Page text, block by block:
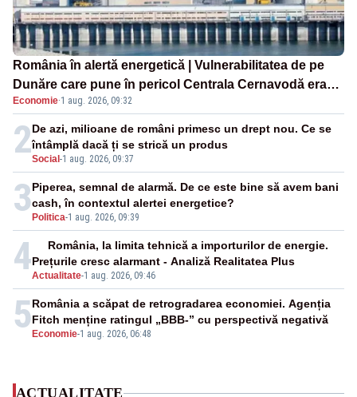
România în alertă energetică | Vulnerabilitatea de pe
Dunăre care pune în pericol Centrala Cernavodă era
cunoscută de pe vremea lui Ceaușescu
Economie·1 aug. 2026, 09:32
2Social -1 aug. 2026, 09:37
De azi, milioane de români primesc un drept nou. Ce se
întâmplă dacă ți se strică un produs
3 Politica-1 aug. 2026, 09:39
Piperea, semnal de alarmă. De ce este bine să avem bani
cash, în contextul alertei energetice?
4Actualitate-1 aug. 2026, 09:46
România, la limita tehnică a importurilor de energie.
Prețurile cresc alarmant - Analiză Realitatea Plus
5 Economie-1 aug. 2026, 06:48
România a scăpat de retrogradarea economiei. Agenția
Fitch menține ratingul „BBB-” cu perspectivă negativă
ACTUALITATE